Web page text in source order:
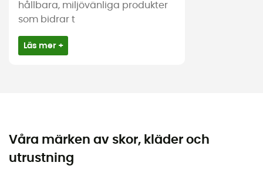
hållbara, miljövänliga produkter
som bidrar t
Läs mer +
Våra märken av skor, kläder och
utrustning